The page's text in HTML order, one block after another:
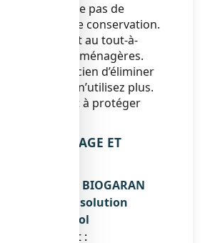
ne nécessite pas de
particulières de conservation.
médicament au tout-à-
les ordures ménagères.
votre pharmacien d’éliminer
que vous n’utilisez plus.
contribueront à protéger
L’EMBALLAGE ET
AMBROXOL BIOGARAN
SANS SUCRE, solution
au sorbitol
active est :